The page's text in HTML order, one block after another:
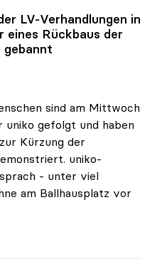
LV-Verhandlungen in
eines Rückbaus der
sind am Mittwoch
gefolgt und haben
Kürzung der
uniko-
- unter viel
am Ballhausplatz vor
Rede von